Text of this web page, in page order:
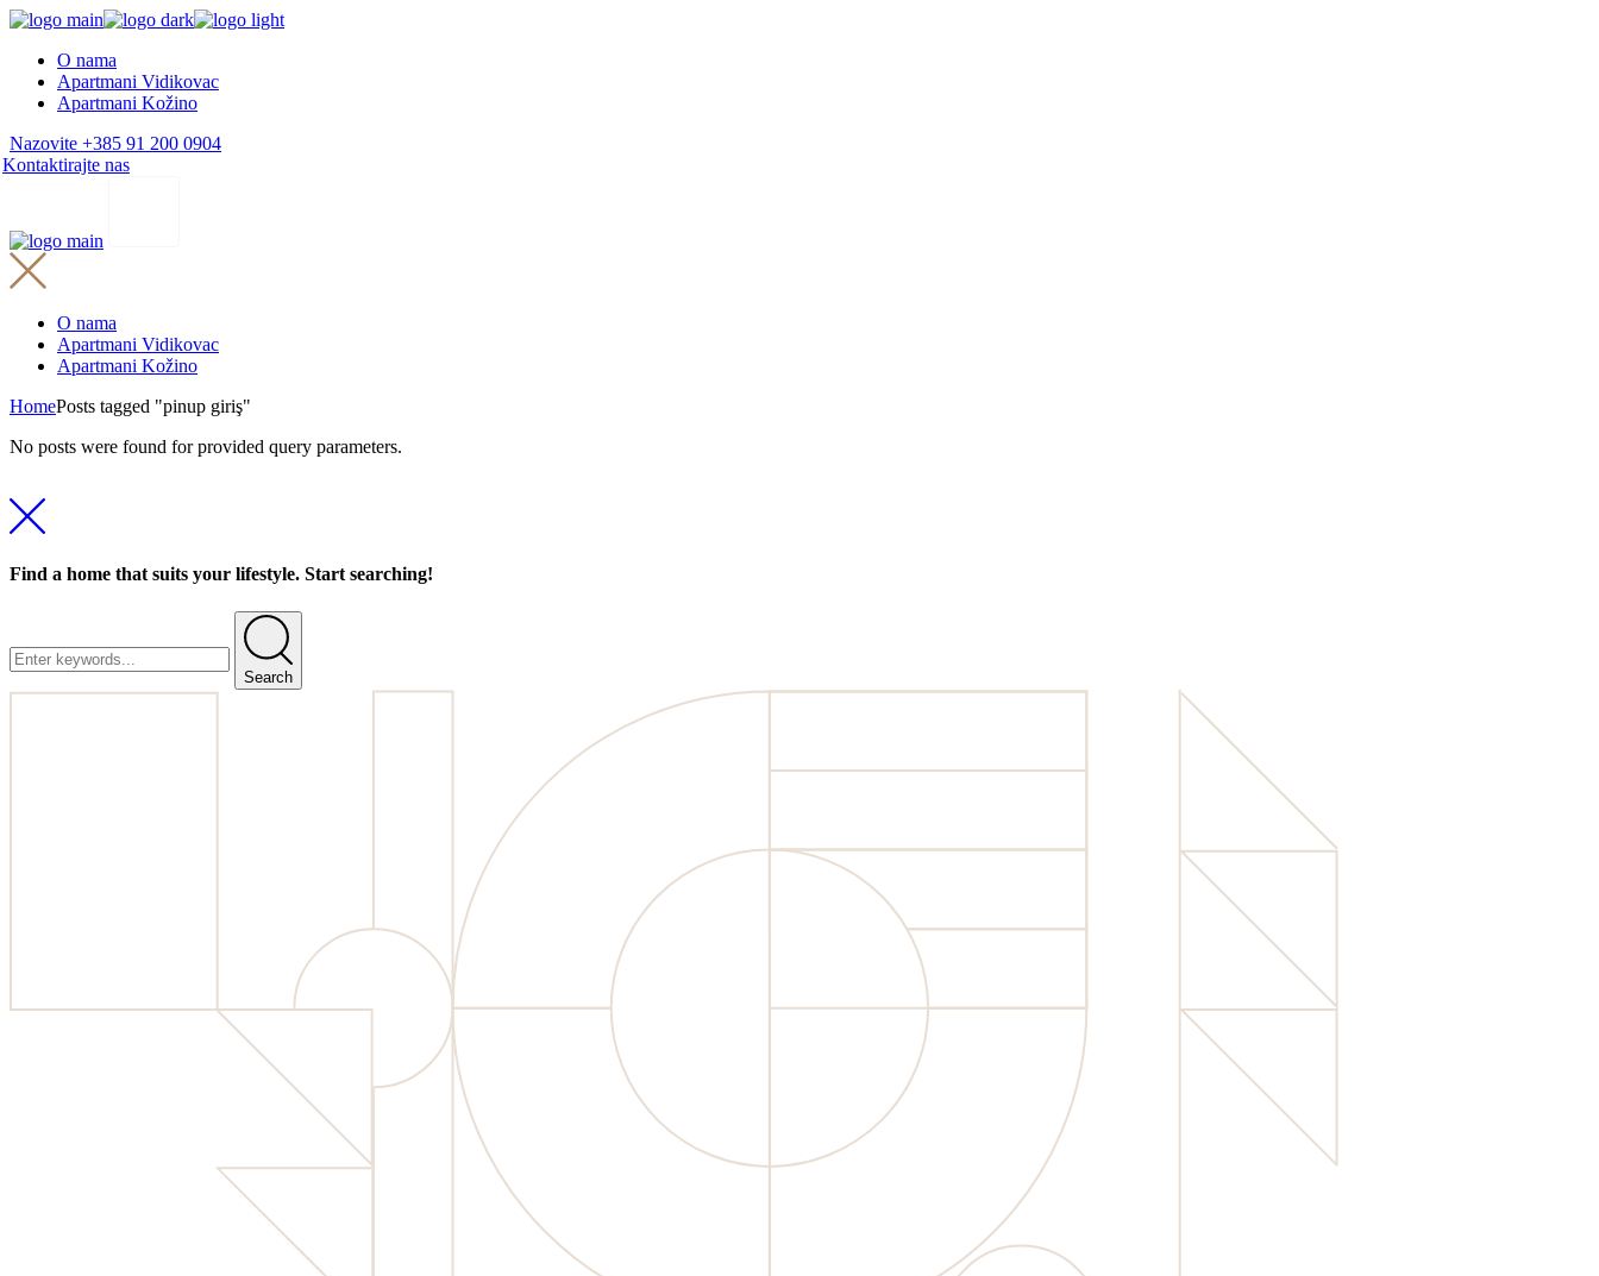
Skip
content
O nama
Apartmani Vidikovac
Apartmani Kožino
Nazovite +385 91 200 0904
Kontaktirajte nas
O nama
Apartmani Vidikovac
Apartmani Kožino
HomePosts tagged "pinup giriş"
No posts were found for provided query parameters.
Find a home that suits your lifestyle. Start searching!
Search